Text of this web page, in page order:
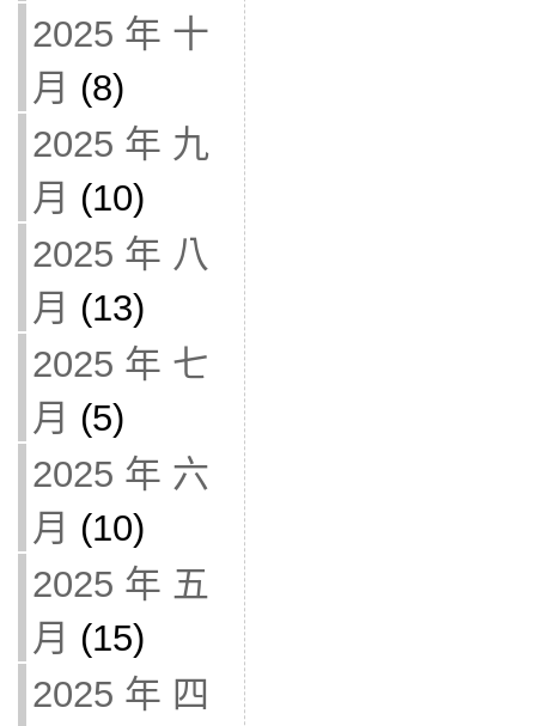
2025 年 十
月 (8)
2025 年 九
月 (10)
2025 年 八
月 (13)
2025 年 七
月 (5)
2025 年 六
月 (10)
2025 年 五
月 (15)
2025 年 四